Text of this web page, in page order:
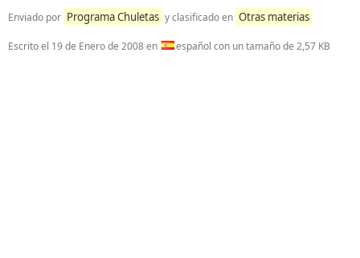
Enviado por Programa Chuletas y clasificado en Otras materias
Escrito el 19 de Enero de 2008en español con un tamaño de 2,57 KB